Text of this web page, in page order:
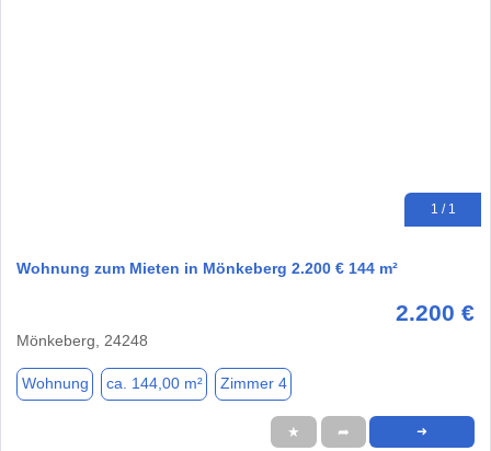
1 / 1
Wohnung zum Mieten in Mönkeberg 2.200 € 144 m²
2.200 €
Mönkeberg, 24248
Wohnung ca. 144,00 m² Zimmer 4
★ ➦ ➜